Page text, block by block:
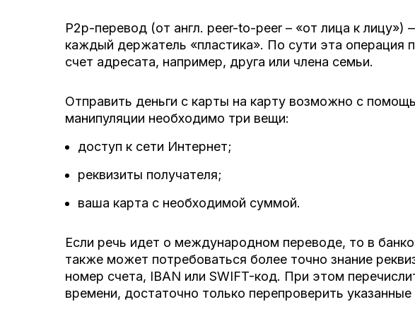
P2p-перевод (от англ. peer-to-peer – «от лица к
каждый держатель «пластика». По сути эта операция
счет адресата, например, друга или члена семьи.
Отправить деньги с карты на карту возможно с
манипуляции необходимо три вещи:
доступ к сети Интернет;
реквизиты получателя;
ваша карта с необходимой суммой.
Если речь идет о международном переводе, то в
также может потребоваться более точно знание
номер счета, IBAN или SWIFT-код. При этом
времени, достаточно только перепроверить